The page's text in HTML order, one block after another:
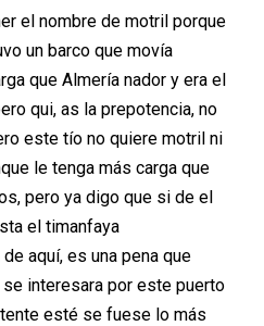
el nombre de motril porque
un barco que movía
que Almería nador y era el
qui, as la prepotencia, no
este tío no quiere motril ni
le tenga más carga que
pero ya digo que si de el
el timanfaya
aquí, es una pena que
se interesara por este puerto
esté se fuese lo más